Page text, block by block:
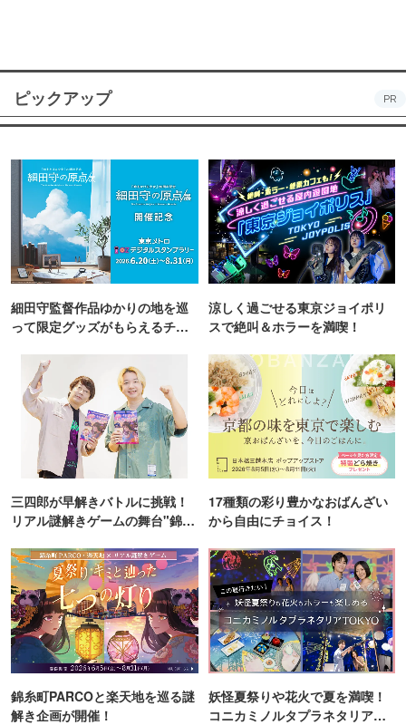
ピックアップ PR
細田守監督作品ゆかりの地を巡
って限定グッズがもらえるチャ
涼しく過ごせる東京ジョイポリ
スで絶叫＆ホラーを満喫！
三四郎が早解きバトルに挑戦！
リアル謎解きゲームの舞台"錦糸
17種類の彩り豊かなおばんざい
から自由にチョイス！
錦糸町PARCOと楽天地を巡る謎
解き企画が開催！
妖怪夏祭りや花火で夏を満喫！
コニカミノルタプラネタリア